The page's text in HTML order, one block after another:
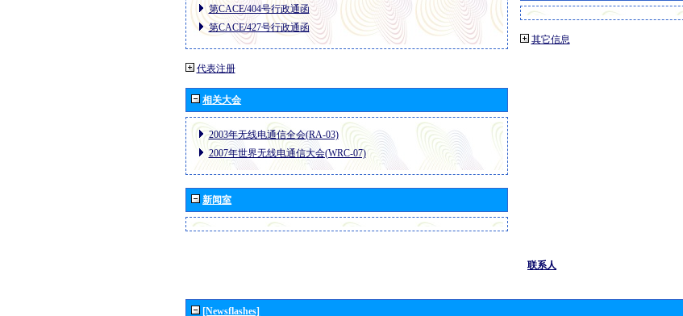
第CACE/404号行政通函
第CACE/427号行政通函
代表注册
相关大会
2003年无线电通信全会(RA-03)
2007年世界无线电通信大会(WRC-07)
新闻室
其它信息
联系人
[Newsflashes]